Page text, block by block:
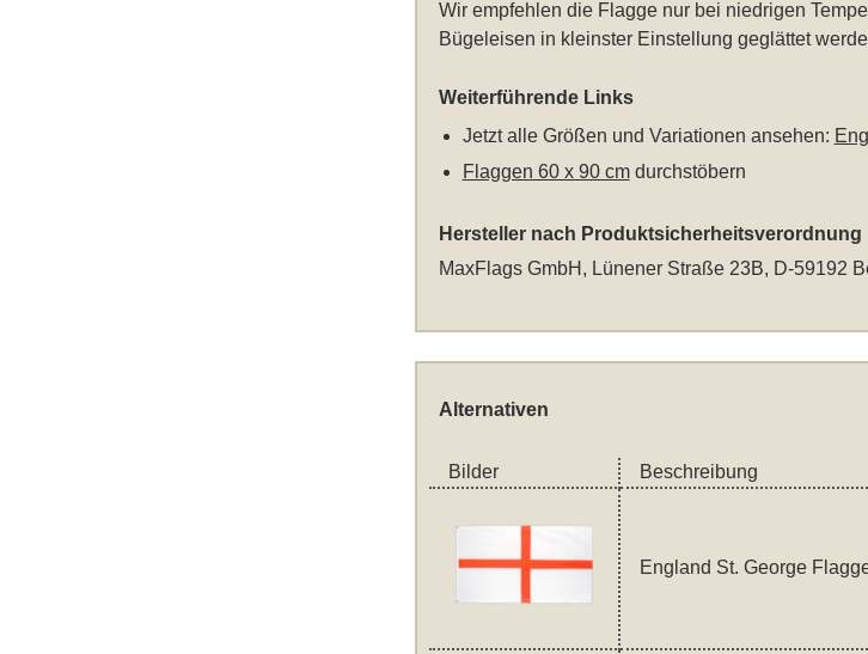
Wir empfehlen die Flagge nur bei niedrigen
Bügeleisen in kleinster Einstellung geglättet
Weiterführende Links
Jetzt alle Größen und Variationen ansehen:
Flaggen 60 x 90 cmdurchstöbern
Hersteller nach Produktsicherheitsverordnung
MaxFlags GmbH, Lünener Straße 23B, D-59192
Alternativen
Bilder Beschreibung
England St. George